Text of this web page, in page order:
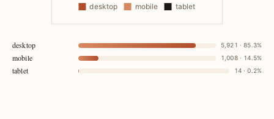
desktop 5,921 · 85.3%
mobile 1,008 · 14.5%
tablet 14 · 0.2%